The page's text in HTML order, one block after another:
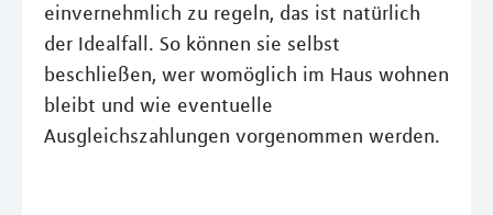
einvernehmlich zu regeln, das ist natürlich
der Idealfall. So können sie selbst
beschließen, wer womöglich im Haus wohnen
bleibt und wie eventuelle
Ausgleichszahlungen vorgenommen werden.